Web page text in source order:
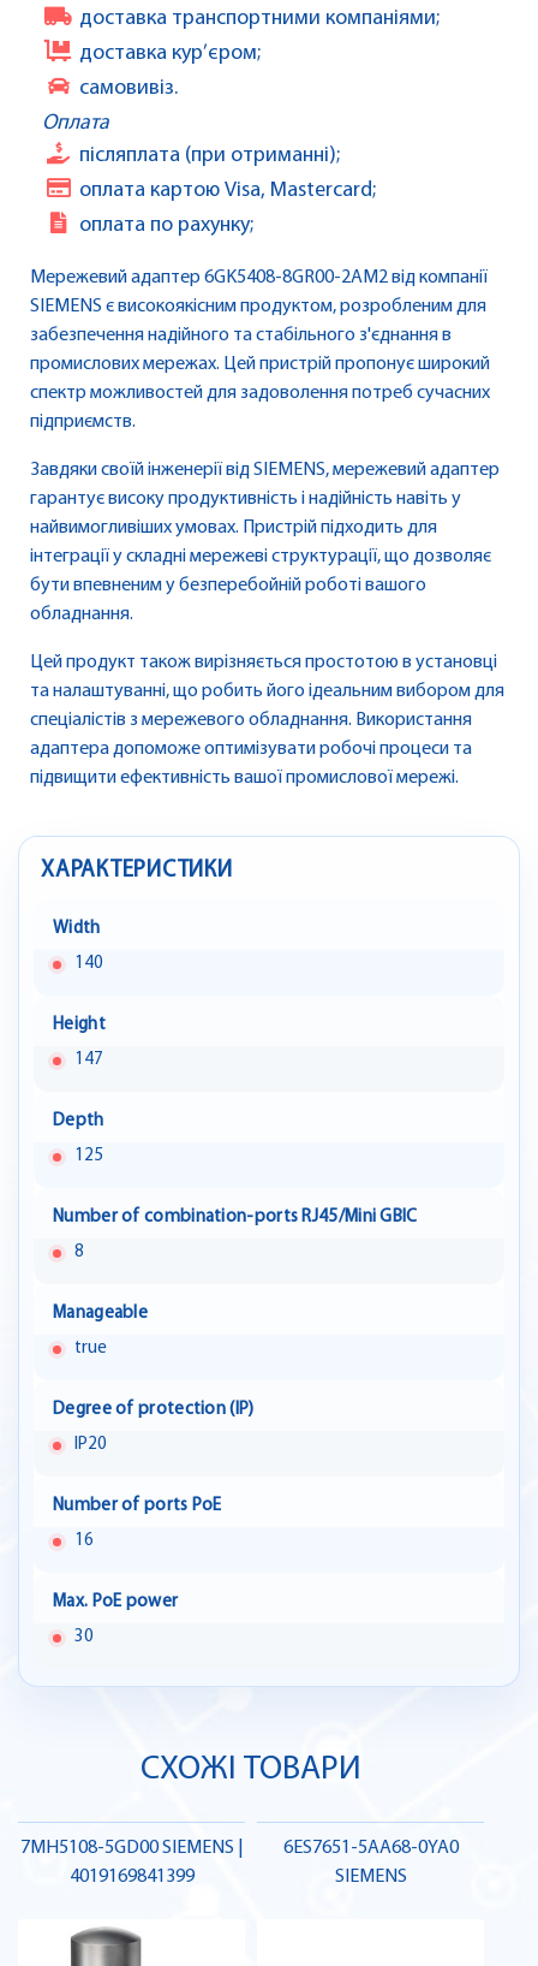
доставка транспортними компаніями;
доставка кур’єром;
самовивіз.
Оплата
післяплата (при отриманні);
оплата картою Visa, Mastercard;
оплата по рахунку;
Мережевий адаптер 6GK5408-8GR00-2AM2 від компанії
SIEMENS є високоякісним продуктом, розробленим для
забезпечення надійного та стабільного з'єднання в
промислових мережах. Цей пристрій пропонує широкий
спектр можливостей для задоволення потреб сучасних
підприємств.
Завдяки своїй інженерії від SIEMENS, мережевий адаптер
гарантує високу продуктивність і надійність навіть у
найвимогливіших умовах. Пристрій підходить для
інтеграції у складні мережеві структурації, що дозволяє
бути впевненим у безперебойній роботі вашого
обладнання.
Цей продукт також вирізняється простотою в установці
та налаштуванні, що робить його ідеальним вибором для
спеціалістів з мережевого обладнання. Використання
адаптера допоможе оптимізувати робочі процеси та
підвищити ефективність вашої промислової мережі.
ХАРАКТЕРИСТИКИ
Width
140
Height
147
Depth
125
Number of combination-ports RJ45/Mini GBIC
8
Manageable
true
Degree of protection (IP)
IP20
Number of ports PoE
16
Max. PoE power
30
СХОЖІ ТОВАРИ
7MH5108-5GD00 SIEMENS |
4019169841399
6ES7651-5AA68-0YA0
SIEMENS